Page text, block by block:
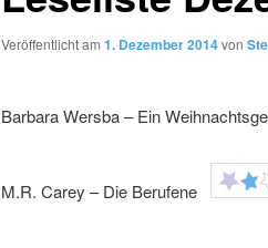
Veröffentlicht am 1. Dezember 2014von
Barbara Wersba – Ein
M.R. Carey – Die Berufene